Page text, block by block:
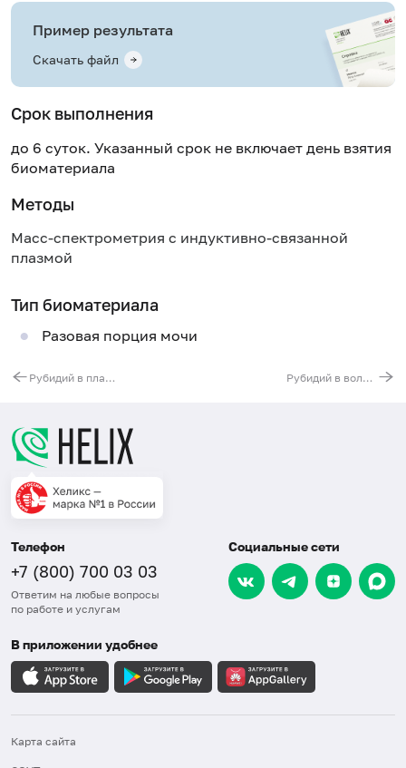
Пример результата
Скачать файл
Срок выполнения
до 6 суток. Указанный срок не включает день взятия
биоматериала
Методы
Масс-спектрометрия с индуктивно-связанной
плазмой
Тип биоматериала
Разовая порция мочи
Рубидий в плазме Рубидий в волосах
Телефон
+7 (800) 700 03 03
Ответим на любые вопросы
по работе и услугам
Социальные сети
В приложении удобнее
Карта сайта